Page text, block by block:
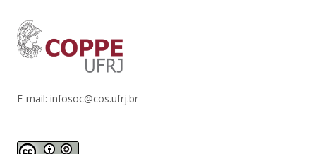
E-mail: infosoc@cos.ufrj.br